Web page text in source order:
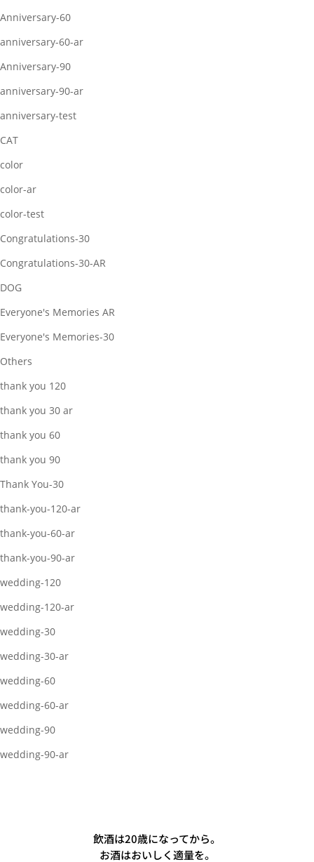
Anniversary-60
anniversary-60-ar
Anniversary-90
anniversary-90-ar
anniversary-test
CAT
color
color-ar
color-test
Congratulations-30
Congratulations-30-AR
DOG
Everyone's Memories AR
Everyone's Memories-30
Others
thank you 120
thank you 30 ar
thank you 60
thank you 90
Thank You-30
thank-you-120-ar
thank-you-60-ar
thank-you-90-ar
wedding-120
wedding-120-ar
wedding-30
wedding-30-ar
wedding-60
wedding-60-ar
wedding-90
wedding-90-ar
飲酒は20歳になってから。
お酒はおいしく適量を。